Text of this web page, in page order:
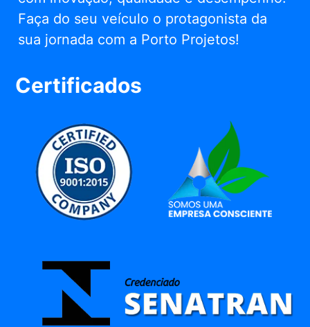
Faça do seu veículo o protagonista da
sua jornada com a Porto Projetos!
Certificados